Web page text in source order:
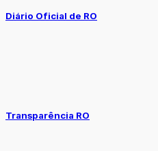
Diário Oficial de RO
Transparência RO